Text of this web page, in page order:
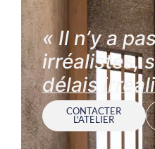
« Il n’y a
irréalistes,
délais
CONTACTER
L'ATELIER